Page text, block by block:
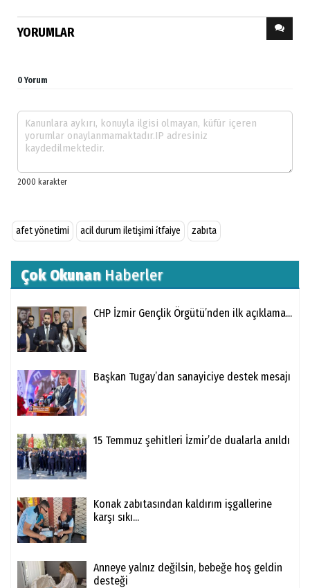
YORUMLAR
0 Yorum
afet yönetimi acil durum iletişimi i̇tfaiye zabıta
Çok OkunanHaberler
CHP İzmir Gençlik Örgütü’nden ilk açıklama...
Başkan Tugay’dan sanayiciye destek mesajı
15 Temmuz şehitleri İzmir’de dualarla anıldı
Konak zabıtasından kaldırım işgallerine
karşı sıkı...
Anneye yalnız değilsin, bebeğe hoş geldin
desteği